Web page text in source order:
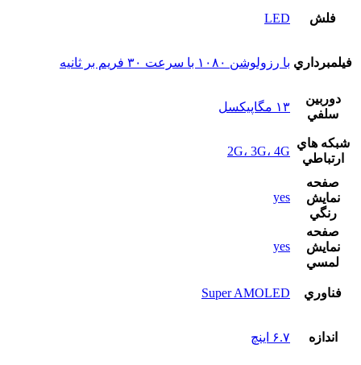
فلش LED
فيلمبرداري با رزولوشن ۱۰۸۰ با سرعت ۳۰ فریم بر ثانیه
دوربين
سلفي
۱۳ مگاپیکسل
شبکه هاي
ارتباطي
2G، 3G، 4G
صفحه
نمايش
رنگي
yes
صفحه
نمايش
لمسي
yes
فناوري Super AMOLED
اندازه ۶.۷ اینچ